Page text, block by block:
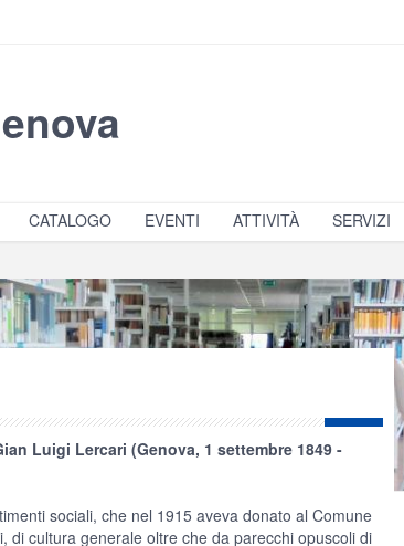
CATALOGO EVENTI ATTIVITÀ SERVIZI
Luigi Lercari (Genova, 1 settembre 1849 -
sociali, che nel 1915 aveva donato al Comune
di cultura generale oltre che da parecchi opuscoli di